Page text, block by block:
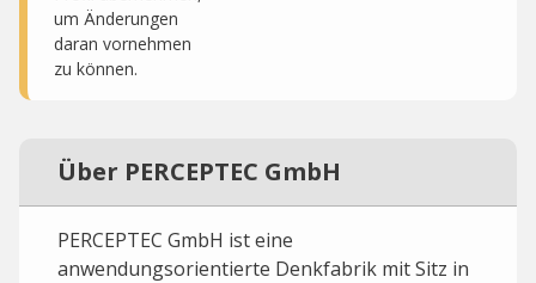
um Änderungen
daran vornehmen
zu können.
Über PERCEPTEC GmbH
PERCEPTEC GmbH ist eine
anwendungsorientierte Denkfabrik mit Sitz in